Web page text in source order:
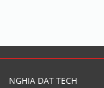
NGHIA DAT TECH